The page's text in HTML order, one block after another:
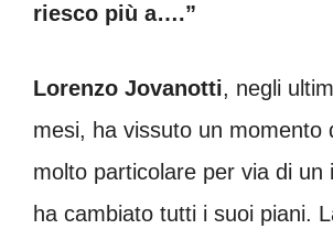
riesco più a….”
Lorenzo Jovanotti, negli
mesi, ha vissuto un momento
molto particolare per via di un
ha cambiato tutti i suoi piani.